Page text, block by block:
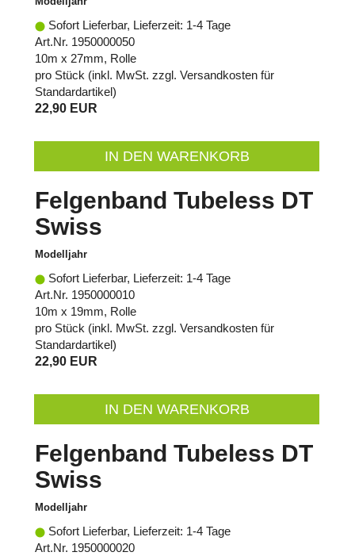
Sofort Lieferbar, Lieferzeit: 1-4 Tage
Art.Nr. 1950000050
10m x 27mm, Rolle
pro Stück (inkl. MwSt. zzgl. Versandkosten für
Standardartikel)
22,90 EUR
IN DEN WARENKORB
Felgenband Tubeless DT
Swiss
Modelljahr
Sofort Lieferbar, Lieferzeit: 1-4 Tage
Art.Nr. 1950000010
10m x 19mm, Rolle
pro Stück (inkl. MwSt. zzgl. Versandkosten für
Standardartikel)
22,90 EUR
IN DEN WARENKORB
Felgenband Tubeless DT
Swiss
Modelljahr
Sofort Lieferbar, Lieferzeit: 1-4 Tage
Art.Nr. 1950000020